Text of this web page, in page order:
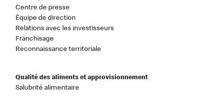
Centre de presse
Équipe de direction
Relations avec les investisseurs
Franchisage
Reconnaissance territoriale
Qualité des aliments et approvisionnement
Salubrité alimentaire